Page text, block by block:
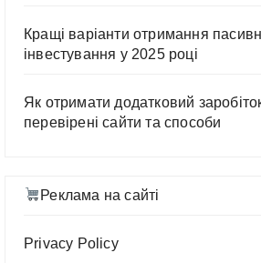
Кращі варіанти отримання
інвестування у 2025 році
Як отримати додатковий
перевірені сайти та способи
Реклама на сайті
Privacy Policy